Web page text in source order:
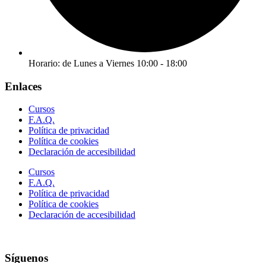
Horario: de Lunes a Viernes 10:00 - 18:00
Enlaces
Cursos
F.A.Q.
Política de privacidad
Política de cookies
Declaración de accesibilidad
Cursos
F.A.Q.
Política de privacidad
Política de cookies
Declaración de accesibilidad
Síguenos